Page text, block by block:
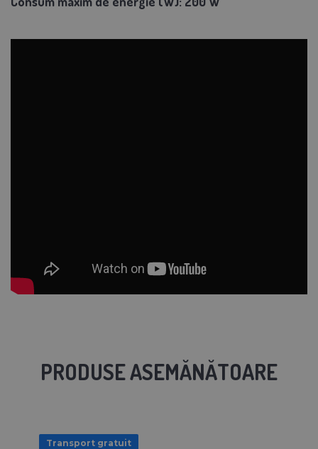
PRODUSE ASEMĂNĂTOARE
Transport gratuit